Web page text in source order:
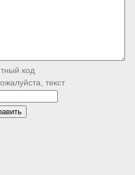
текст